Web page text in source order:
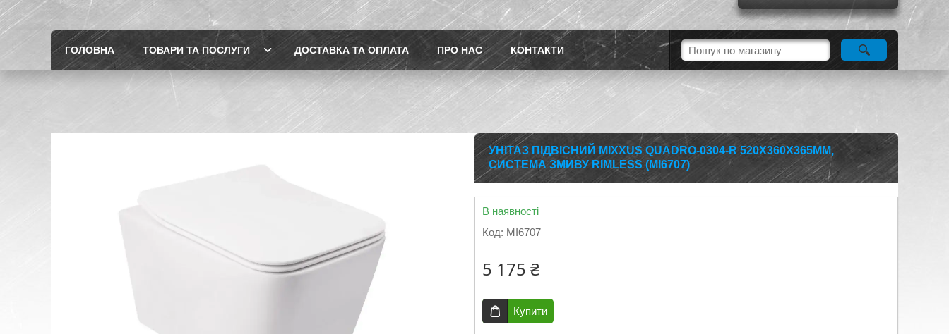
ГОЛОВНА ТОВАРИ ТА ПОСЛУГИ ДОСТАВКА ТА ОПЛАТА ПРО НАС КОНТАКТИ
УНІТАЗ ПІДВІСНИЙ MIXXUS QUADRO-0304-R 520X360X365MM,
СИСТЕМА ЗМИВУ RIMLESS (MI6707)
В наявності
Код: MI6707
5 175 ₴
Купити